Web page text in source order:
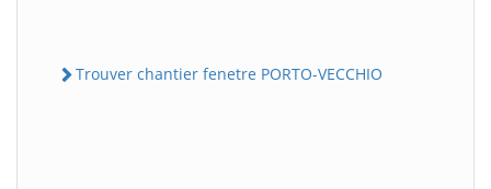
Trouver chantier fenetre PORTO-VECCHIO